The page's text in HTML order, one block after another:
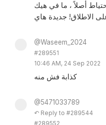
أصلاً ، ما في هيك
@Waseem_2024
#289551
10:46 AM, 24 Sep 2022
كذابة فش منه
@5471033789
↶ Reply to #289544
#289552